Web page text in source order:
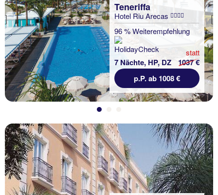
Previous
Teneriffa
Hotel Riu Arecas
96 % Weiterempfehlung
7 Nächte, HP, DZ
statt
1037 €
p.P. ab 1008 €